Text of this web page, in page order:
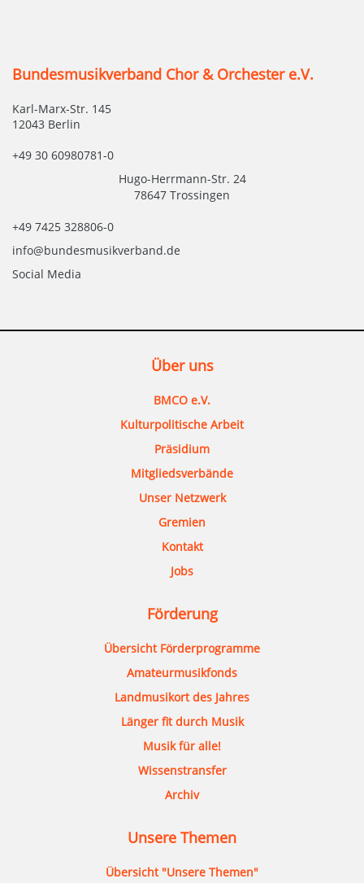
Bundesmusikverband Chor & Orchester e.V.
Karl-Marx-Str. 145
12043 Berlin
+49 30 60980781-0
Hugo-Herrmann-Str. 24
78647 Trossingen
+49 7425 328806-0
info@bundesmusikverband.de
Social Media
Über uns
BMCO e.V.
Kulturpolitische Arbeit
Präsidium
Mitgliedsverbände
Unser Netzwerk
Gremien
Kontakt
Jobs
Förderung
Übersicht Förderprogramme
Amateurmusikfonds
Landmusikort des Jahres
Länger fit durch Musik
Musik für alle!
Wissenstransfer
Archiv
Unsere Themen
Übersicht "Unsere Themen"